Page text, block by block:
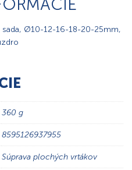
sada, Ø10-12-16-18-20-25mm,
360 g
8595126937955
Súprava plochých vrtákov